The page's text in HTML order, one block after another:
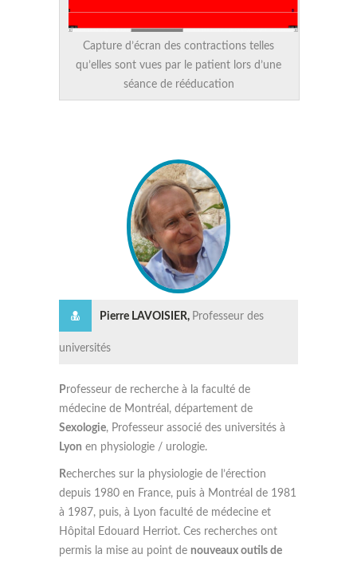
Capture d’écran des contractions telles
qu’elles sont vues par le patient lors d’une
séance de rééducation
Pierre LAVOISIER, Professeur des
universités
Professeur de recherche à la faculté de
médecine de Montréal, département de
Sexologie, Professeur associé des universités à
Lyon en physiologie / urologie.
Recherches sur la physiologie de l’érection
depuis 1980 en France, puis à Montréal de 1981
à 1987, puis, à Lyon faculté de médecine et
Hôpital Edouard Herriot. Ces recherches ont
permis la mise au point de nouveaux outils de